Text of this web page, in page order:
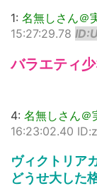
1: 名無しさん＠
15:27:29.78
バラエティ
4: 名無しさん＠
16:23:02.40
ヴィクトリア
どうせ大した